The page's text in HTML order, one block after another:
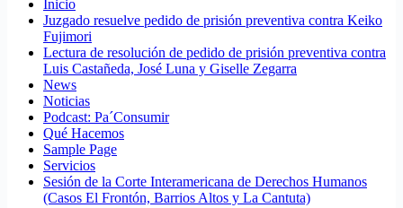
Inicio
Juzgado resuelve pedido de prisión preventiva contra Keiko
Fujimori
Lectura de resolución de pedido de prisión preventiva contra
Luis Castañeda, José Luna y Giselle Zegarra
News
Noticias
Podcast: Pa´Consumir
Qué Hacemos
Sample Page
Servicios
Sesión de la Corte Interamericana de Derechos Humanos
(Casos El Frontón, Barrios Altos y La Cantuta)